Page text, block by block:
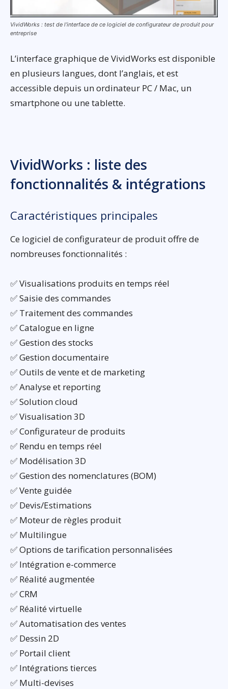
VividWorks : test de l’interface de ce logiciel de configurateur de produit pour
entreprise
L’interface graphique de VividWorks est disponible
en plusieurs langues, dont l’anglais, et est
accessible depuis un ordinateur PC / Mac, un
smartphone ou une tablette.
VividWorks : liste des
fonctionnalités & intégrations
Caractéristiques principales
Ce logiciel de configurateur de produit offre de
nombreuses fonctionnalités :
✅ Visualisations produits en temps réel
✅ Saisie des commandes
✅ Traitement des commandes
✅ Catalogue en ligne
✅ Gestion des stocks
✅ Gestion documentaire
✅ Outils de vente et de marketing
✅ Analyse et reporting
✅ Solution cloud
✅ Visualisation 3D
✅ Configurateur de produits
✅ Rendu en temps réel
✅ Modélisation 3D
✅ Gestion des nomenclatures (BOM)
✅ Vente guidée
✅ Devis/Estimations
✅ Moteur de règles produit
✅ Multilingue
✅ Options de tarification personnalisées
✅ Intégration e-commerce
✅ Réalité augmentée
✅ CRM
✅ Réalité virtuelle
✅ Automatisation des ventes
✅ Dessin 2D
✅ Portail client
✅ Intégrations tierces
✅ Multi-devises